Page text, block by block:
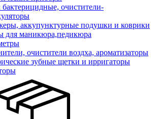
очистители-
аккупунктурные подушки и коврики
для маникюра,педикюра
очистители воздха, ароматизаторы
зубные щетки и ирригаторы